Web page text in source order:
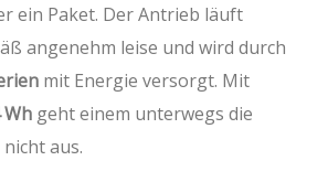
ein Paket. Der Antrieb läuft
angenehm leise und wird durch
mit Energie versorgt. Mit
Wh geht einem unterwegs die
aus.